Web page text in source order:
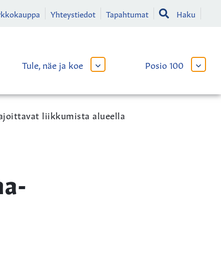
Yhteystiedot Tapahtumat Haku
Tule, näe ja koe
AVAA
ALAVALIKKO
Posio 100
AVAA
liikkumista alueella